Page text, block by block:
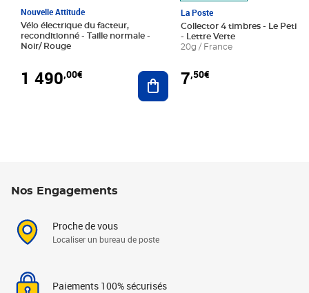
Nouvelle Attitude
Vélo électrique du facteur,
reconditionné - Taille normale -
Noir/ Rouge
1 490,00€ Ajouter au panier
La Poste
Collector 4 timbres - Le Petit
- Lettre Verte
20g / France
7,50€
Nos Engagements
Proche de vous
Localiser un bureau de poste
Paiements 100% sécurisés